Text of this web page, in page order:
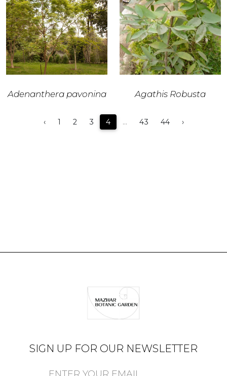
Adenanthera pavonina Agathis Robusta
‹ 1 2 3 4 ... 43 44 ›
SIGN UP FOR OUR NEWSLETTER